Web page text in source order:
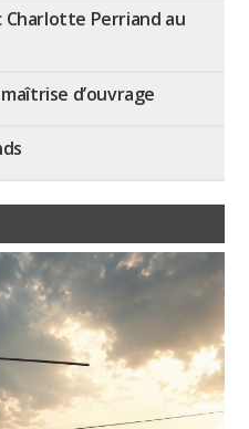
Perriand au
d’ouvrage